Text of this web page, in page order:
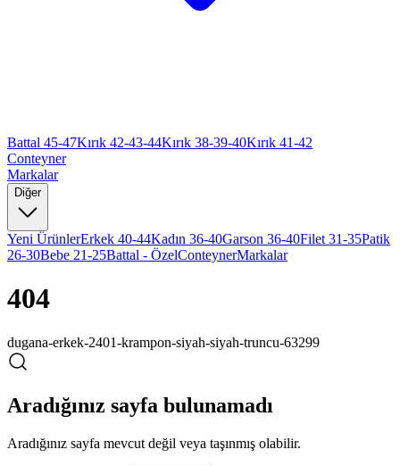
Battal 45-47Kırık 42-43-44Kırık 38-39-40Kırık 41-42
Conteyner
Markalar
Diğer
Yeni ÜrünlerErkek 40-44Kadın 36-40Garson 36-40Filet 31-35Patik
26-30Bebe 21-25Battal - ÖzelConteynerMarkalar
404
dugana-erkek-2401-krampon-siyah-siyah-truncu-63299
Aradığınız sayfa bulunamadı
Aradığınız sayfa mevcut değil veya taşınmış olabilir.